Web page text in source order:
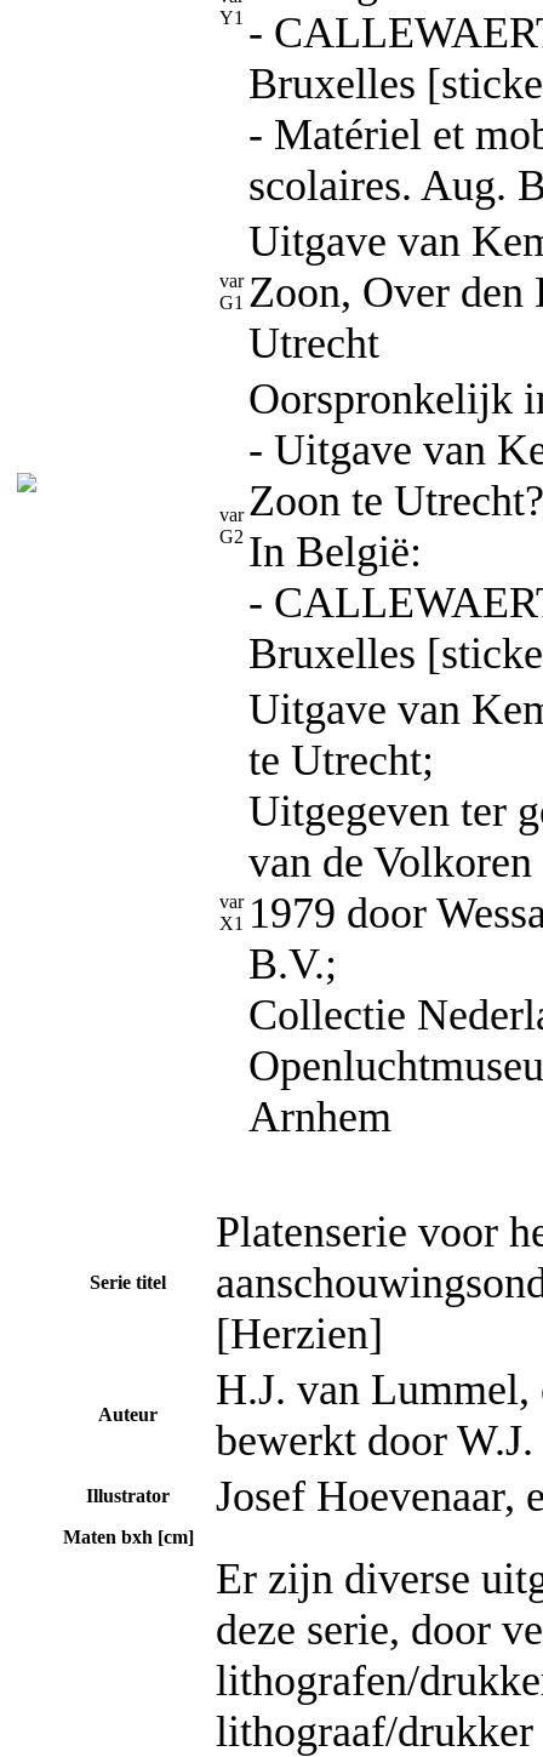
Y1 -
Bruxelles
- Matériel et
scolaires. Aug.
var
G1
Uitgave van
Zoon, Over den
Utrecht
var
G2
Oorspronkelijk
- Uitgave van
Zoon te Utrecht?
In België:
-
Bruxelles
var
X1
Uitgave van
te Utrecht;
Uitgegeven ter
van de
1979 door
B.V.;
Collectie
Arnhem
Serie titel
Platenserie voor
[Herzien]
Auteur
H.J. van Lummel,
bewerkt door
Illustrator Josef Hoevenaar,
Maten bxh [cm]
Er zijn diverse
deze serie, door
lithografen/
lithograaf/